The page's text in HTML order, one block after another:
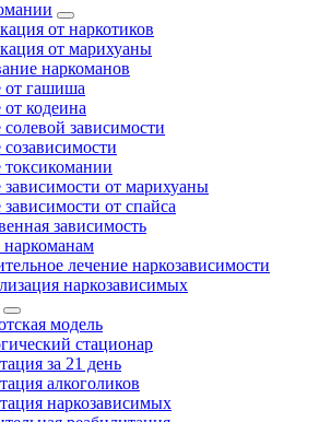
от наркотиков
от марихуаны
наркоманов
от гашиша
кодеина
зависимости
токсикомании
зависимости от марихуаны
от спайса
зависимость
лечение наркозависимости
наркозависимых
модель
стационар
за 21 день
алкоголиков
наркозависимых